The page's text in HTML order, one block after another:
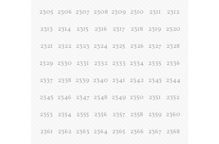
2305 2306 2307 2308 2309 2310 2311
2312
2313
2314 2315 2316 2317 2318 2319
2320
2321
2322 2323 2324 2325 2326 2327
2328
2329 2330 2331 2332 2333 2334 2335
2336
2337
2338 2339 2340 2341 2342 2343 2344
2345 2346 2347 2348 2349 2350 2351
2352
2353
2354 2355 2356 2357 2358 2359 2360
2361
2362 2363 2364 2365 2366 2367
2368